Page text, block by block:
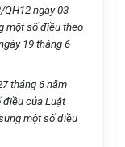
ngày 03
một số điều theo
19 tháng 6
tháng 6 năm
điều của Luật
một số điều